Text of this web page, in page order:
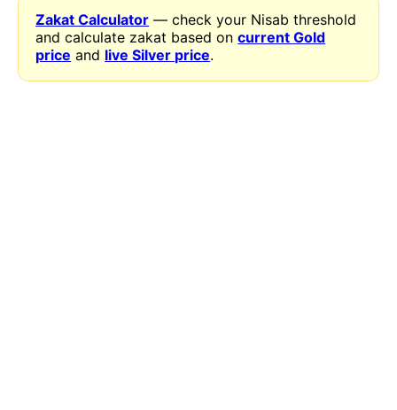
Zakat Calculator — check your Nisab threshold
and calculate zakat based oncurrent Gold
price and live Silver price.